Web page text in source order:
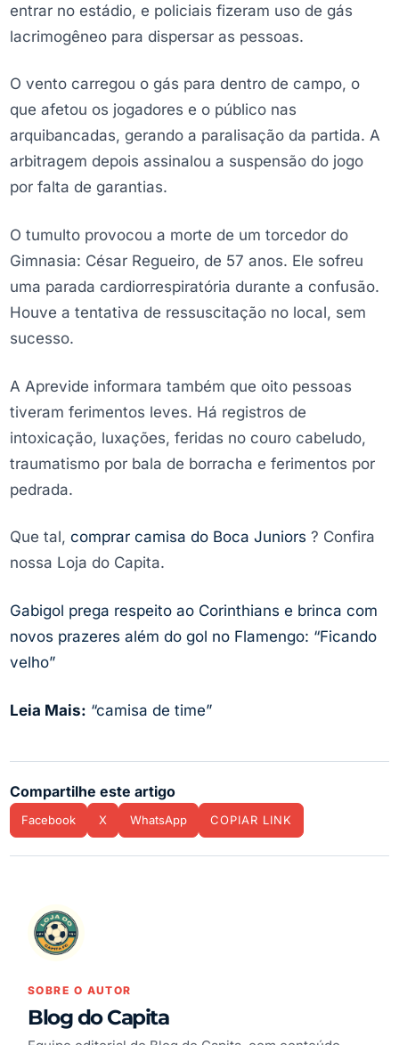
entrar no estádio, e policiais fizeram uso de gás
lacrimogêneo para dispersar as pessoas.
O vento carregou o gás para dentro de campo, o
que afetou os jogadores e o público nas
arquibancadas, gerando a paralisação da partida. A
arbitragem depois assinalou a suspensão do jogo
por falta de garantias.
O tumulto provocou a morte de um torcedor do
Gimnasia: César Regueiro, de 57 anos. Ele sofreu
uma parada cardiorrespiratória durante a confusão.
Houve a tentativa de ressuscitação no local, sem
sucesso.
A Aprevide informara também que oito pessoas
tiveram ferimentos leves. Há registros de
intoxicação, luxações, feridas no couro cabeludo,
traumatismo por bala de borracha e ferimentos por
pedrada.
Que tal, comprar camisa do Boca Juniors ? Confira
nossa Loja do Capita.
Gabigol prega respeito ao Corinthians e brinca com
novos prazeres além do gol no Flamengo: “Ficando
velho”
Leia Mais: “camisa de time”
Compartilhe este artigo
Facebook X WhatsApp COPIAR LINK
SOBRE O AUTOR
Blog do Capita